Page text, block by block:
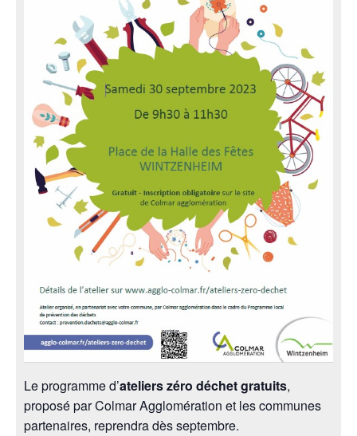
Le programme d’ateliers zéro déchet gratuits,
proposé par Colmar Agglomération et les communes
partenaires, reprendra dès septembre.